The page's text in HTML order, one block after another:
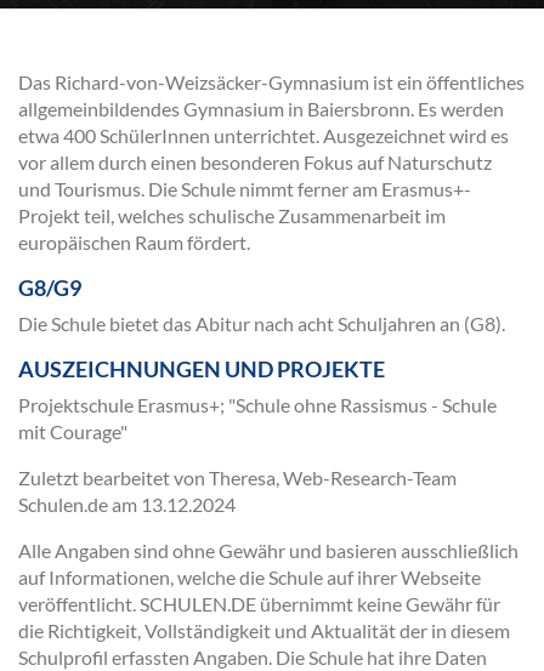
Das Richard-von-Weizsäcker-Gymnasium ist ein öffentliches
allgemeinbildendes Gymnasium in Baiersbronn. Es werden
etwa 400 SchülerInnen unterrichtet. Ausgezeichnet wird es
vor allem durch einen besonderen Fokus auf Naturschutz
und Tourismus. Die Schule nimmt ferner am Erasmus+-
Projekt teil, welches schulische Zusammenarbeit im
europäischen Raum fördert.
G8/G9
Die Schule bietet das Abitur nach acht Schuljahren an (G8).
AUSZEICHNUNGEN UND PROJEKTE
Projektschule Erasmus+; "Schule ohne Rassismus - Schule
mit Courage"
Zuletzt bearbeitet von Theresa, Web-Research-Team
Schulen.de am 13.12.2024
Alle Angaben sind ohne Gewähr und basieren ausschließlich
auf Informationen, welche die Schule auf ihrer Webseite
veröffentlicht. SCHULEN.DE übernimmt keine Gewähr für
die Richtigkeit, Vollständigkeit und Aktualität der in diesem
Schulprofil erfassten Angaben. Die Schule hat ihre Daten